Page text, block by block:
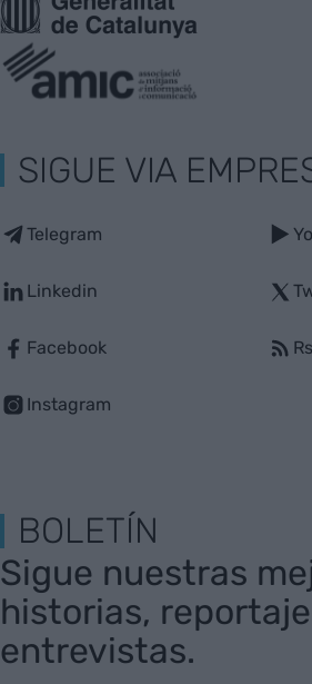
SIGUE VIA
Telegram
Linkedin
Facebook
Instagram
BOLETÍN
Sigue nuestras
historias,
entrevistas.